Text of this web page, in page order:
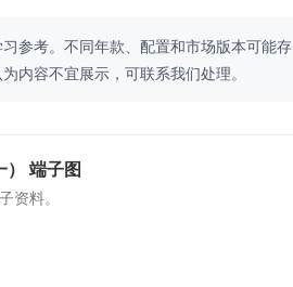
参考。不同年款、配置和市场版本可能存
内容不宜展示，可联系我们处理。
） 端子图
资料。